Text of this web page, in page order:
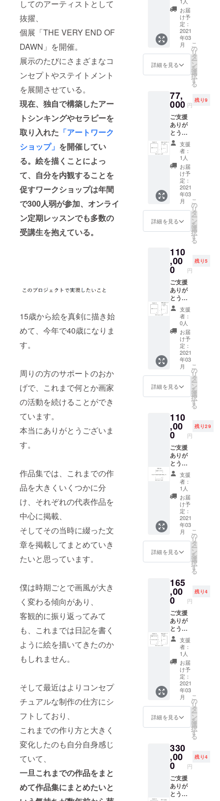
してのアーティストとして
抜擢、
個展「THE VERY END OF
DAWN」を開催。
展示のたびにさまざまなコ
ンセプトやステイトメント
を展開させている。
現在、独自で構築したアー
トシンキングやセラピーを
取り入れた 「アートワーク
ショップ」 を開催してい
る。絵を描くことによっ
て、自分を内観することを
促すワークショップは年間
で300人弱が参加、オンライ
ン定期レッスンでも多数の
受講生を抱えている。
15歳から絵を真剣に描き始
めて、今年で40歳になりま
す。
周りの方のサポートのおか
げで、これまで何とか画家
の活動を続けることができ
ています。
本当にありがとうございま
す。
作品集では、これまでの作
品を大きくいくつかに分
け、それぞれの代表作品を
中心に掲載、
そしてその当時に綴った文
章を掲載してまとめていき
たいと思っています。
僕は時期ごとで画風が大き
く変わる傾向があり、
客観的に振り返ってみて
も、これまでは日記を書く
ように絵を描いてきたのか
もしれません。
そして最近はよりコンセプ
チュアルな制作の仕方にシ
フトしており、
これまでの作り方と大きく
変化したのも自分自身感じ
ていて、
一旦これまでの作品をまと
めて作品集にまとめたいと
ます
が、お
選びい
ただけ
る作品
は50点
程を用
意する
予定で
す。残
から選
んでい
ただく
ことは
ないよ
うに尽
力いた
します
が、あ
らかじ
め、上
記の件
をご了
承いた
だきま
すよ
う、お
願い申
し上げ
先着順
となり
ますの
で、ご
所望希
望の第3
希望く
らいま
で記載
してい
ただけ
ると幸
いで
す。 ・
URLの
メール
送信は
2020年
の6月頃
から順
内する
予定で
す。 ・
お届け
予定が
2021年
の3月と
なって
おりま
すが、
こちら
は作品
集のお
届けの
予定と
なって
おりま
す。 作
品集と
併せて
送とさ
せてい
ただき
ます
が、 お
早目に
ご所望
の際は
原画の
み2020
年内に
お届け
するこ
とが可
能で
す。 備
考欄に
その際
のご希
望をお
ださ
い。
（順次
発送と
なりま
すの
で、ご
トにご
支援い
ただい
た方の
みが手
にでき
る貴重
ズで
す。
意事
項】 ・
URLの
メール
送信は
2020年
の6月頃
から順
次ご案
内する
予定で
す。 ・
お届け
は提携
の製造
メー
カーか
ら直接
の発送
ていた
だきま
す。 ・
お届け
予定が
2021年
の3月と
なって
おりま
すが、
こちら
は作品
集のお
届けの
予定と
なって
おりま
す。 オ
リジナ
ルグッ
届け
は、ご
注文確
定後、
随時発
送とさ
せてい
ただき
ます。
（順次
発送と
なりま
すの
で、ご
希望通
りの発
送から
遅れる
可能性
もござ
す。
少々お
待ちい
ただく
ことが
ござい
ます
が、予
めご了
承くだ
さいま
せ。）
・ご支
援額に
は消費
税と送
料が含
まれて
おりま
す。
項】 ・
当リ
ターン
は原画
作品と
なりま
す為、
をいた
だいた
から順
に限定
URLを
お送り
しま
す。 作
品をよ
り多く
の中か
らお選
びいた
だくた
めに
は、早
めのご
お願い
いたし
限定数
は
【10】
となっ
ており
ます
が、お
選びい
ただけ
る作品
は20点
～30点
程を用
意する
予定で
す。残
り物1点
んでい
ただく
ないよ
うに尽
力いた
します
が、あ
らかじ
め、上
記の件
をご了
承いた
だきま
すよ
う、お
願い申
し上げ
ます。
先着順
ますの
で、ご
望の第3
希望く
らいま
で記載
してい
ただけ
ると幸
いで
す。 ・
URLの
メール
送信は
2020年
の6月頃
から順
次ご案
内する
す。 ・
お届け
2021年
の3月と
なって
おりま
すが、
こちら
は作品
集のお
アル
ファ
ベット
を一点
お選び
いただ
き、
のご返
信をお
前面プ
リン
ト、背
面プリ
ント、
どちら
かをお
選びい
ただけ
ます。
お色は
白か黒
をお選
びいた
だけま
イズも
各種ご
確認
後、ご
注文を
確定
し、発
送とさ
せてい
ただき
ます。
アル
ファ
ベットT
シャツ
は今後
同じデ
ザイン
する予
定はご
当プロ
ジェク
トにご
支援い
ただい
た方の
みが手
にでき
る貴重
なグッ
ズで
す。
アート
ワーク
につい
て詳し
ちらを
ご覧く
https://t
oshiakit
ashiro.
com/ne
wlangu
agenew
commu
nication
意事
項】 ・
URLの
メール
送信は
2020年
の6月頃
次ご案
内する
お届け
は提携
の製造
メー
カーか
ら直接
の発送
みくだ
さい。
こちら
のリ
ターン
をお選
びいた
だいた
ルアド
レスへ
お電話
できる
日程調
整の
メール
を送り
ます。
日程調
整確定
後、こ
ちらか
らお電
話を差
ます。
1時間、
しま
す。 お
悩みが
ある
方、過
去や今
に至る
まで、
痛みや
傷を
持って
「生き
づら
さ」を
抱えて
いらっ
方、少
しでも
リする
よう、
お話し
ましょ
う。
【ご注
意事
項】 ・
お話し
た内容
は第三
者に漏
洩、公
開する
ことが
ござい
ん。 安
心して
お届け
予定が
2021年
の3月と
なって
おりま
すが、
こちら
は作品
集のお
届けの
予定と
なって
おりま
す。
（順次
なりま
すの
りの発
送から
遅れる
可能性
もござ
いま
す。
レーム
に入れ
てお贈
りしま
す。 ◆
プロ
ジェク
ト成功
までの
流れ◆
※よくお
読みく
ださ
い。 こ
ちらの
リター
ンをお
選びい
ただい
た方に
のみ、
ご指定
のメー
ルアド
レス
してい
る限定
URLを
お送り
しま
す。 そ
の中か
らご希
望の作
品を一
点お選
びいた
だき、
メール
のご返
信をお
願いし
ます。
せてい
ただき
ます。
【ご注
意事
項】 ・
当リ
ターン
は原画
作品と
なりま
す為、
ご支援
をいた
だいた
順番が
早い方
から順
しま
す。 作
品をよ
り多く
の中か
らお選
びいた
だくた
めに
は、早
めのご
支援を
お願い
いたし
ます。
限定数
は
【10】
が、お
選びい
ただけ
る作品
は20点
程を用
意する
する作
品集1冊
（直筆
サイン
入り）
＋ 全11
回（毎
月一
回）の
オンラ
ワーク
ショッ
プ受講
権＋御
礼のポ
スト
カード1
枚をお
贈りし
ます。
オンラ
イン
ワーク
ショッ
プは
2020年
6月から
決定次
第、
メール
にて詳
細をお
伝えし
ます。
オンラ
イン
ワーク
ショッ
プの詳
細はこ
ちらよ
りご覧
いただ
けま
す。
oshiakit
com/wo
rkshop/
※作品集
とポス
トカー
ドは
2021年
3月頃よ
り順次
配送し
ます。
※ご支援
額には
消費税
と送料
が含ま
れてお
りま
お届
け予
定：
2021
年03
月
詳細を見る
こ
の
リ
タ
ー
ン
を
選
択
す
る
77,
000 円
残り9
ご支援
ありが
とうご
ざいま
す。 今
回製作
する作
品集1冊
（直筆
サイン
入り）
＋ 描き
おろし
の新
作、大
衣サイ
（394×
509）の
フレー
ムサイ
ズの原
画一点
＋御礼
のポス
トカー
ドをお
贈りし
ます。
◆プロ
ジェク
ト成功
後、リ
ターン
お届け
までの
流れ◆
読みく
ださ
い。 こ
ちらの
リター
ンをお
選びい
ただい
た方に
のみ、
ご指定
のメー
ルアド
レス
へ、原
画作品
を掲載
してい
る限定
URLを
しま
す。 そ
の中か
らご希
望の作
品を一
点お選
びいた
だき、
メール
のご返
信をお
願いし
ます。
ご確認
後、発
送とさ
せてい
ただき
ます。
意事
項】 ・
当リ
ターン
は原画
作品と
なりま
支援
者：
1人
お届
け予
定：
2021
年03
月
詳細を見る
こ
の
リ
タ
ー
ン
を
選
択
す
る
110
,00
0 円
残り5
ご支援
ありが
とうご
ざいま
す。 今
回製作
する作
品集1冊
（直筆
サイン
入り）
＋ 描き
おろし
の新
作、パ
ネルサ
サイズ
（594×
841ｍ
ｍ）の
原画一
点＋御
礼のポ
スト
カード
をお贈
りしま
す。 ◆
プロ
ジェク
ト成功
後、リ
ターン
お届け
までの
流れ◆
読みく
ださ
い。 こ
ちらの
リター
ンをお
選びい
ただい
た方に
のみ、
ご指定
のメー
ルアド
レス
へ、原
画作品
を掲載
してい
る限定
URLを
しま
す。 そ
の中か
らご希
望の作
品を一
点お選
支援
者：
0人
お届
け予
定：
2021
年03
月
詳細を見る
こ
の
リ
タ
ー
ン
を
選
択
す
る
110
,00
0 円
残り29
ご支援
ありが
とうご
ざいま
す。 今
回製作
する作
品集３
冊（直
筆サイ
ン入
り）＋
御礼の
ポスト
カード1
枚、そ
品集に
あなた
のお名
前を掲
載させ
ていた
だきま
す。 ◆
プロ
ジェク
ト成功
後、リ
ターン
お届け
までの
流れ◆
限定数
は
【30】
とさせ
だきま
す。 こ
ちらの
リター
ンをお
選びい
ただい
支援
者：
1人
お届
け予
定：
2021
年03
月
詳細を見る
こ
の
リ
タ
ー
ン
を
選
択
す
る
165
,00
0 円
残り4
ご支援
ありが
とうご
ざいま
す。 今
回製作
する作
品集1冊
（直筆
サイン
入り）
＋ 描き
おろし
の新
作、パ
ネルサ
サイズ
（841x
1189m
m）の
原画一
点＋御
礼のポ
支援
者：
1人
お届
け予
定：
2021
年03
月
詳細を見る
こ
の
リ
タ
ー
ン
を
選
択
す
る
330
,00
0 円
残り4
ご支援
ありが
とうご